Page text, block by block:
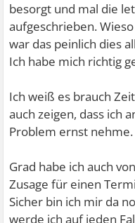
besorgt und mal die
aufgeschrieben.
war das peinlich dies
Ich habe mich richtig
Ich weiß es brauch
auch zeigen, dass ich
Problem ernst nehme.
Grad habe ich auch
Zusage für einen
Sicher bin ich mir da
werde ich auf jeden